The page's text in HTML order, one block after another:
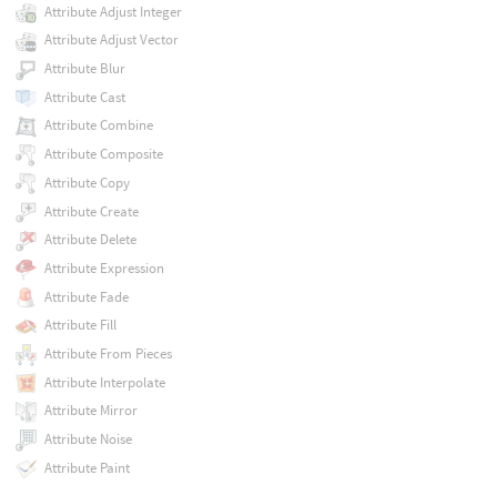
Attribute Adjust Integer
Attribute Adjust Vector
Attribute Blur
Attribute Cast
Attribute Combine
Attribute Composite
Attribute Copy
Attribute Create
Attribute Delete
Attribute Expression
Attribute Fade
Attribute Fill
Attribute From Pieces
Attribute Interpolate
Attribute Mirror
Attribute Noise
Attribute Paint